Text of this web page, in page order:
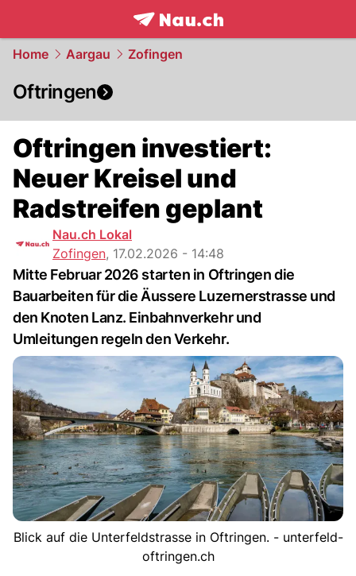
frontpage.NAU.ch
Home Aargau Zofingen
Oftringen
Oftringen investiert:
Neuer Kreisel und
Radstreifen geplant
Nau.ch Lokal
Zofingen, 17.02.2026 - 14:48
Mitte Februar 2026 starten in Oftringen die
Bauarbeiten für die Äussere Luzernerstrasse und
den Knoten Lanz. Einbahnverkehr und
Umleitungen regeln den Verkehr.
Blick auf die Unterfeldstrasse in Oftringen. - unterfeld-
oftringen.ch